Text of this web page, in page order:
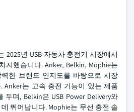
2025년 USB 자동차 충전기 시장에서
지했습니다. Anker, Belkin, Mophie는
한 브랜드 인지도를 바탕으로 시장
Anker는 고속 충전 기능이 있는 제품
두며, Belkin은 USB Power Delivery와
뛰어납니다. Mophie는 무선 충전 솔